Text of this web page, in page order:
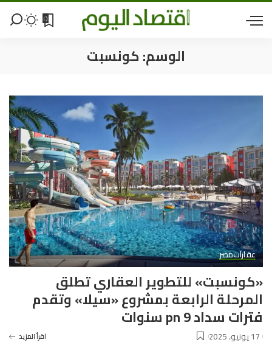
0
الوسم:كونسبت
عقاراتمصر
«كونسبت» للتطوير العقاري تطلق
المرحلة الرابعة بمشروع «سيلا» وتقدم
فترات سداد pn 9 سنوات
17 يونيو، 2025 آقرأ المزيد